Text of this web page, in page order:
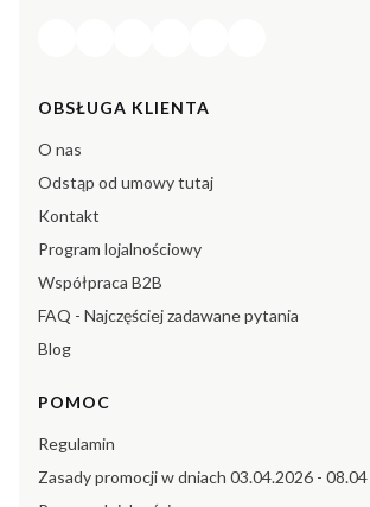
Linki w stopce
OBSŁUGA KLIENTA
O nas
Odstąp od umowy tutaj
Kontakt
Program lojalnościowy
Współpraca B2B
FAQ - Najczęściej zadawane pytania
Blog
POMOC
Regulamin
Zasady promocji w dniach 03.04.2026 -